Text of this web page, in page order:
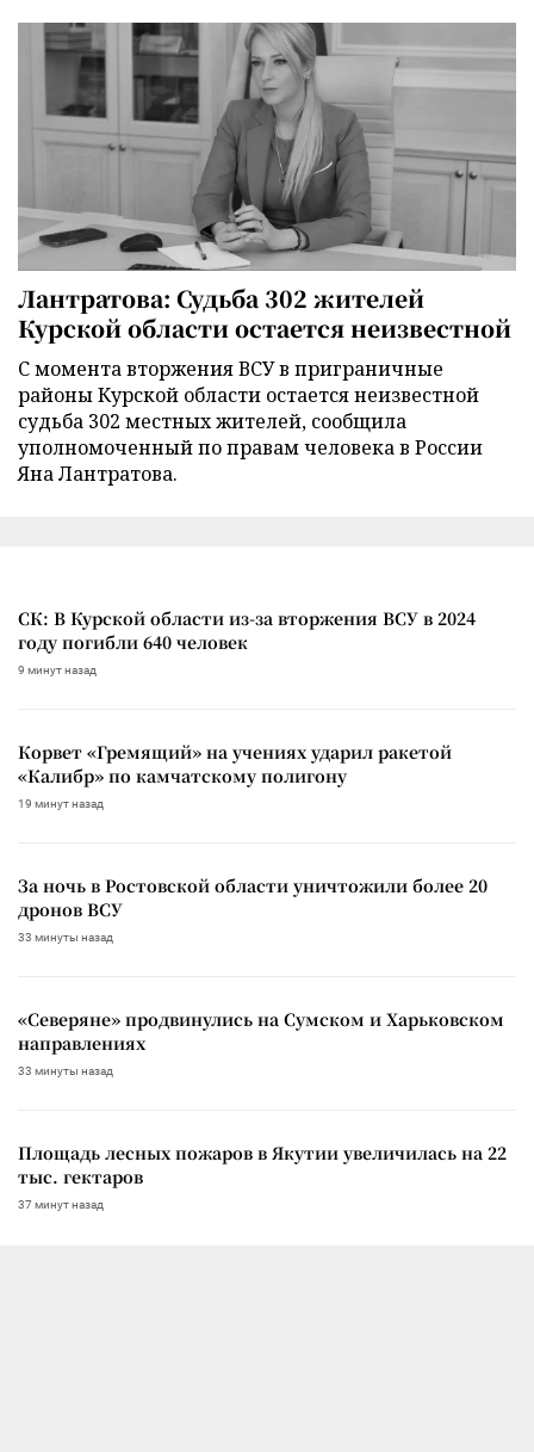
Лантратова: Судьба 302 жителей
Курской области остается неизвестной
С момента вторжения ВСУ в приграничные
районы Курской области остается неизвестной
судьба 302 местных жителей, сообщила
уполномоченный по правам человека в России
Яна Лантратова.
СК: В Курской области из-за вторжения ВСУ в 2024
году погибли 640 человек
9 минут назад
Корвет «Гремящий» на учениях ударил ракетой
«Калибр» по камчатскому полигону
19 минут назад
За ночь в Ростовской области уничтожили более 20
дронов ВСУ
33 минуты назад
«Северяне» продвинулись на Сумском и Харьковском
направлениях
33 минуты назад
Площадь лесных пожаров в Якутии увеличилась на 22
тыс. гектаров
37 минут назад